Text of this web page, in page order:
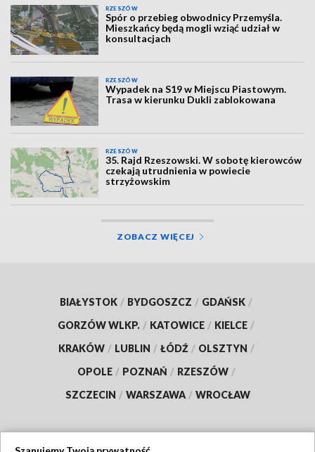
RZESZÓW
Spór o przebieg obwodnicy Przemyśla.
Mieszkańcy będą mogli wziąć udział w
konsultacjach
RZESZÓW
Wypadek na S19 w Miejscu Piastowym.
Trasa w kierunku Dukli zablokowana
RZESZÓW
35. Rajd Rzeszowski. W sobotę kierowców
czekają utrudnienia w powiecie
strzyżowskim
ZOBACZ WIĘCEJ
BIAŁYSTOK / BYDGOSZCZ / GDAŃSK /
GORZÓW WLKP. / KATOWICE / KIELCE /
KRAKÓW / LUBLIN / ŁÓDŹ / OLSZTYN /
OPOLE / POZNAŃ / RZESZÓW /
SZCZECIN / WARSZAWA / WROCŁAW